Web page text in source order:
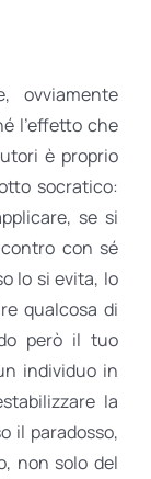
ovviamente
l’effetto che
è proprio
socratico:
se si
con sé
lo si evita, lo
qualcosa di
però il tuo
individuo in
la
il paradosso,
non solo del